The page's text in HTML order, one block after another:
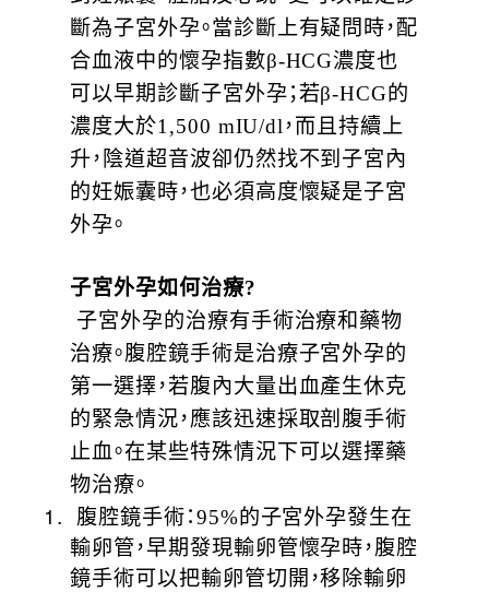
斷為子宮外孕。當診斷上有疑問時，配
合血液中的懷孕指數β-HCG濃度也
可以早期診斷子宮外孕；若β-HCG的
濃度大於1,500 mIU/dl，而且持續上
升，陰道超音波卻仍然找不到子宮內
的妊娠囊時，也必須高度懷疑是子宮
外孕。
子宮外孕如何治療?
子宮外孕的治療有手術治療和藥物
治療。腹腔鏡手術是治療子宮外孕的
第一選擇，若腹內大量出血產生休克
的緊急情況，應該迅速採取剖腹手術
止血。在某些特殊情況下可以選擇藥
物治療。
腹腔鏡手術：95%的子宮外孕發生在
輸卵管，早期發現輸卵管懷孕時，腹腔
鏡手術可以把輸卵管切開，移除輸卵